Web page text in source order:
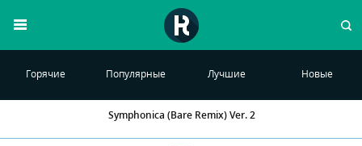
Горячие Популярные Лучшие Новые
Symphonica (Bare Remix) Ver. 2